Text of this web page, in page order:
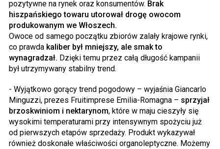
pozytywne na rynek oraz konsumentów. Brak
hiszpańskiego towaru utorował drogę owocom
produkowanym we Włoszech.
Owoce od samego początku zbiorów zalały krajowe rynki,
co prawda kaliber był mniejszy, ale smak to
wynagradzał. Dzięki temu przez całą długość kampanii
był utrzymywany stabilny trend.
- Wyjątkowo gorący trend pogodowy – wyjaśnia Giancarlo
Minguzzi, prezes Fruitimprese Emilia-Romagna – sprzyjał
brzoskwiniom i nektarynom, które w maju cieszyły się
wysokimi temperaturami przy intensywnym spożyciu już
od pierwszych etapów sprzedaży. Produkt wykazywał
również doskonałe właściwości organoleptyczne. Możemy